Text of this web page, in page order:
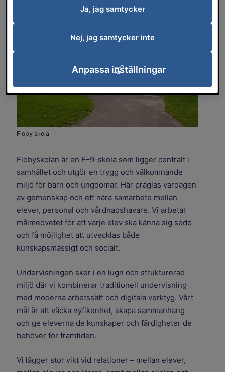
Floby skola
Flobyskolan är en F–9-skola som ligger centralt i
samhället och utgör en trygg och välkomnande
miljö för barn och ungdomar. Här präglas vardagen
av gemenskap och ett nära samarbete mellan
elever, personal och vårdnadshavare. Vi arbetar
målmedvetet för att varje elev ska känna sig sedd
och få möjlighet att utvecklas både
kunskapsmässigt och socialt.
Undervisningen sker i en lugn och strukturerad
miljö där vi kombinerar traditionell undervisning
med moderna arbetssätt och digitala verktyg. Vårt
mål är att väcka nyfikenhet, skapa sammanhang
och ge eleverna de kunskaper och färdigheter de
behöver för framtiden.
Vi lägger stor vikt vid relationer – mellan elever,
Ja, jag samtycker
Nej, jag samtycker inte
Anpassa inställningar